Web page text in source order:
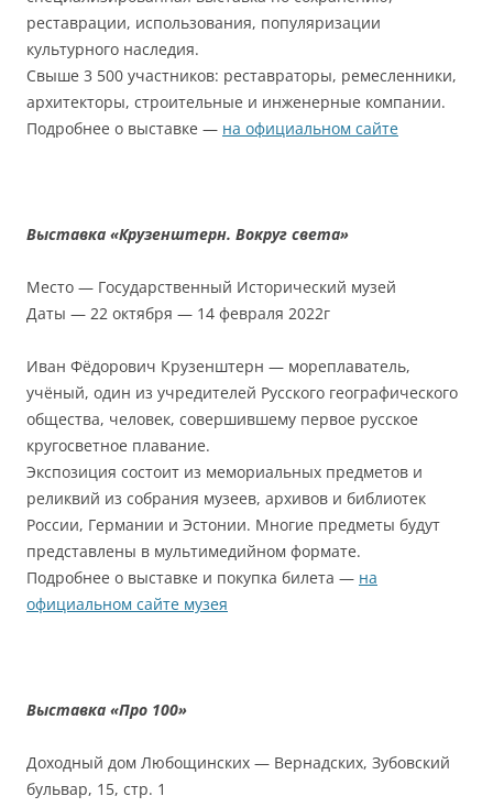
реставрации, использования, популяризации
культурного наследия.
Свыше 3 500 участников: реставраторы, ремесленники,
архитекторы, строительные и инженерные компании.
Подробнее о выставке — на официальном сайте
Выставка «Крузенштерн. Вокруг света»
Место — Государственный Исторический музей
Даты — 22 октября — 14 февраля 2022г
Иван Фёдорович Крузенштерн — мореплаватель,
учёный, один из учредителей Русского географического
общества, человек, совершившему первое русское
кругосветное плавание.
Экспозиция состоит из мемориальных предметов и
реликвий из собрания музеев, архивов и библиотек
России, Германии и Эстонии. Многие предметы будут
представлены в мультимедийном формате.
Подробнее о выставке и покупка билета — на
официальном сайте музея
Выставка «Про 100»
Доходный дом Любощинских — Вернадских, Зубовский
бульвар, 15, стр. 1